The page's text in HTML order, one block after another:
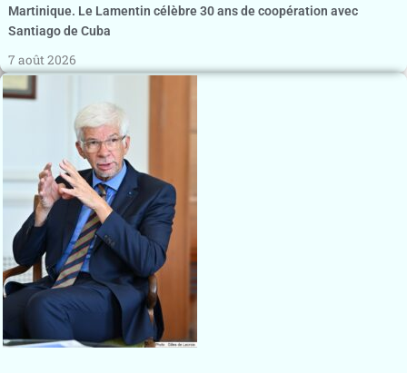
Martinique. Le Lamentin célèbre 30 ans de coopération avec
Santiago de Cuba
7 août 2026